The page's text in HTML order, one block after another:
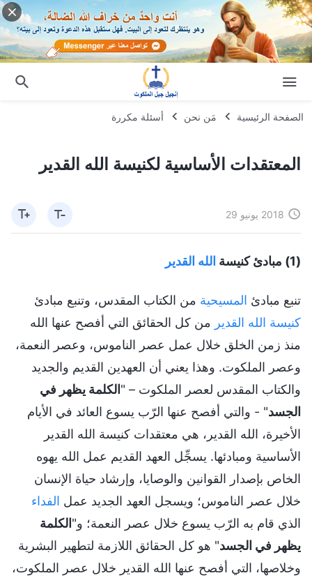
الصفحة الرئيسية مَن نحن أسئلة مكررة
المعتقدات الأساسية لكنيسة الله القدير
2018 يونيو 29
(1) مبادئ كنيسة الله القدير
تنبع مبادئ المسيحية من الكتاب المقدس، وتنبع مبادئ
كنيسة الله القدير من كل الحقائق التي أفصح عنها الله
منذ زمن الخلق خلال عمل عصر الناموس، وعصر النعمة،
وعصر الملكوت. وهذا يعني أن العهدين القديم والجديد
والكتاب المقدس لعصر الملكوت – "الكلمة يظهر في
الجسد" - والتي أفصح عنها الرّب يسوع العائد في الأيام
الأخيرة، الله القدير، هي معتقدات كنيسة الله القدير
الأساسية ومبادئها. يسجِّل العهد القديم عمل الله يهوه
الخاص بإصدار القوانين والوصايا، وإرشاد حياة الإنسان
خلال عصر الناموس؛ ويسجل العهد الجديد عمل الفداء
الذي قام به الرّب يسوع خلال عصر النعمة؛ و"الكلمة
يظهر في الجسد" هو كل الحقائق اللازمة لتطهير البشرية
وخلاصها، التي أفصح عنها الله القدير خلال عصر الملكوت،